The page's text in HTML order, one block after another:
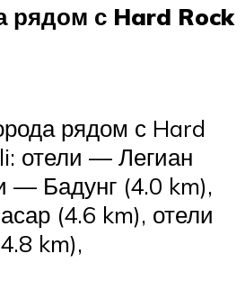
рядом с Hard Rock
рядом с Hard
отели — Легиан
— Бадунг (4.0 km),
(4.6 km), отели
km),